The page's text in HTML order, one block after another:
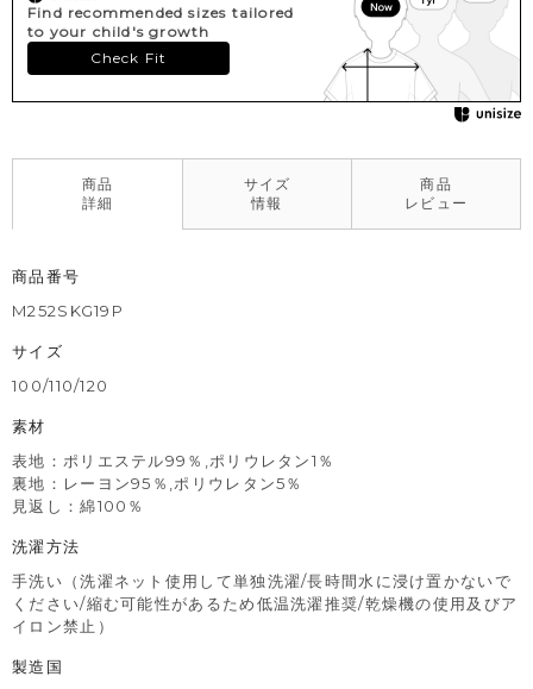
Find recommended sizes tailored
to your child's growth
Check Fit
商品
詳細
サイズ
情報
商品
レビュー
商品番号
M252SKG19P
サイズ
100/110/120
素材
表地：ポリエステル99％,ポリウレタン1％
裏地：レーヨン95％,ポリウレタン5％
見返し：綿100％
洗濯方法
手洗い（洗濯ネット使用して単独洗濯/長時間水に浸け置かないで
ください/縮む可能性があるため低温洗濯推奨/乾燥機の使用及びア
イロン禁止）
製造国